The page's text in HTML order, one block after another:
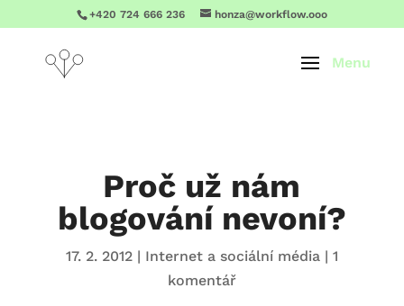
+420 724 666 236 honza@workflow.ooo
Proč už nám
blogování nevoní?
17. 2. 2012| Internet a sociální média| 1
komentář